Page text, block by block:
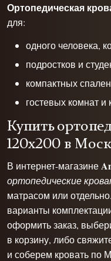
Ортопедическая
для:
одного человека,
подростков и
компактных
гостевых комнат и
Купить
120х200 в
В интернет-магазине
ортопедические
матрасом или
варианты
оформить заказ,
в корзину, либо
и соберем кровать по